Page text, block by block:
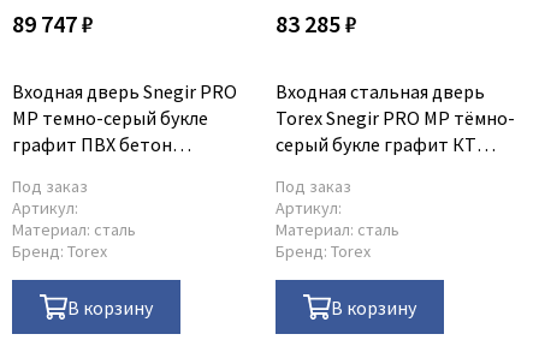
Ofram
Optima Porte
Oro - Oro
Philips
Porta Di Parma
Porte Vista
Portika
89 747 ₽
Входная дверь Snegir PRO
MP темно-серый букле
графит ПВХ бетон
зеркалом
Под заказ
Артикул:
Материал: сталь
Бренд: Torex
В корзину
83 285 ₽
Входная стальная дверь
Torex Snegir PRO MP тёмно-
серый букле графит КТ
Под заказ
Артикул:
Материал: сталь
Бренд: Torex
В корзину